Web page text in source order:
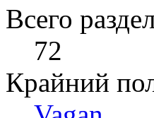
Всего
72
Крайний